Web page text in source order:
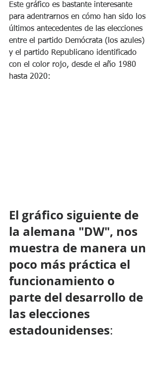
Este gráfico es bastante interesante
para adentrarnos en cómo han sido los
últimos antecedentes de las elecciones
entre el partido Demócrata (los azules)
y el partido Republicano identificado
con el color rojo, desde el año 1980
hasta 2020:
El gráfico siguiente de
la alemana "DW", nos
muestra de manera un
poco más práctica el
funcionamiento o
parte del desarrollo de
las elecciones
estadounidenses: